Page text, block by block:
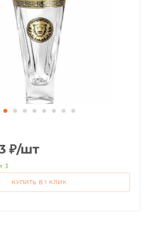
₽/шт
3
КУПИТЬ В 1 КЛИК